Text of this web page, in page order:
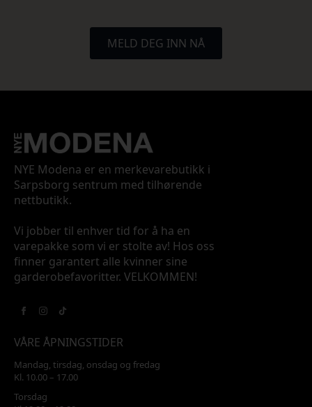
MELD DEG INN NÅ
NYE Modena er en merkevarebutikk i
Sarpsborg sentrum med tilhørende
nettbutikk.
Vi jobber til enhver tid for å ha en
varepakke som vi er stolte av! Hos oss
finner garantert alle kvinner sine
garderobefavoritter. VELKOMMEN!
VÅRE ÅPNINGSTIDER
Mandag, tirsdag, onsdag og fredag
Kl. 10.00 – 17.00
Torsdag